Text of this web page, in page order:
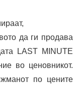
да ги продава
LAST MINUTE
во ценовникот.
по цените